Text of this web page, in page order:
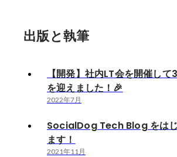
出版と執筆
【開発】社内LT会を開催して
を迎えました！🎉
2022年7月
SocialDog Tech Blog をは
ます！
2021年11月